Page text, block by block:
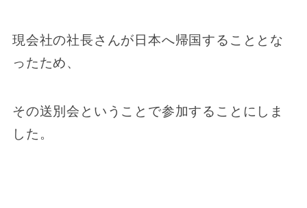
現会社の社長さんが日本へ帰国することとな
ったため、
その送別会ということで参加することにしま
した。